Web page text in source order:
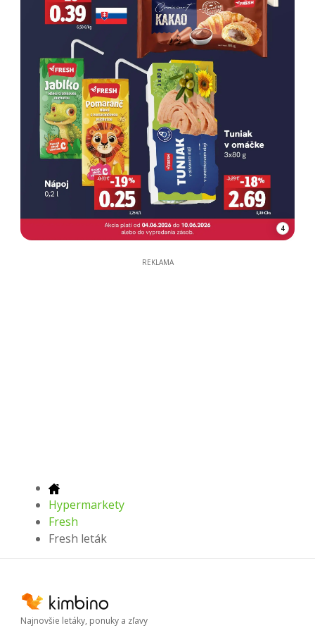
4
REKLAMA
Hypermarkety
Fresh
Fresh leták
Najnovšie letáky, ponuky a zľavy